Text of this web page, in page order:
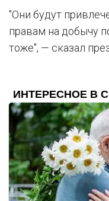
"Они будут
правам на добычу
тоже", — сказал